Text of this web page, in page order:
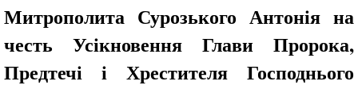
Митрополита Сурозького Антонія на
честь Усікновення Глави Пророка,
Предтечі і Хрестителя Господнього